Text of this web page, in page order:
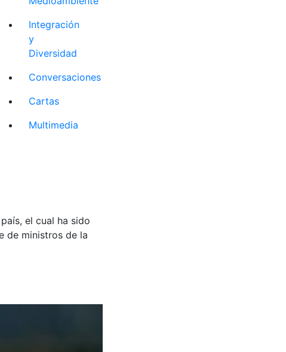
Integración
y
Diversidad
Conversaciones
Cartas
Multimedia
el cual ha sido
de ministros de la